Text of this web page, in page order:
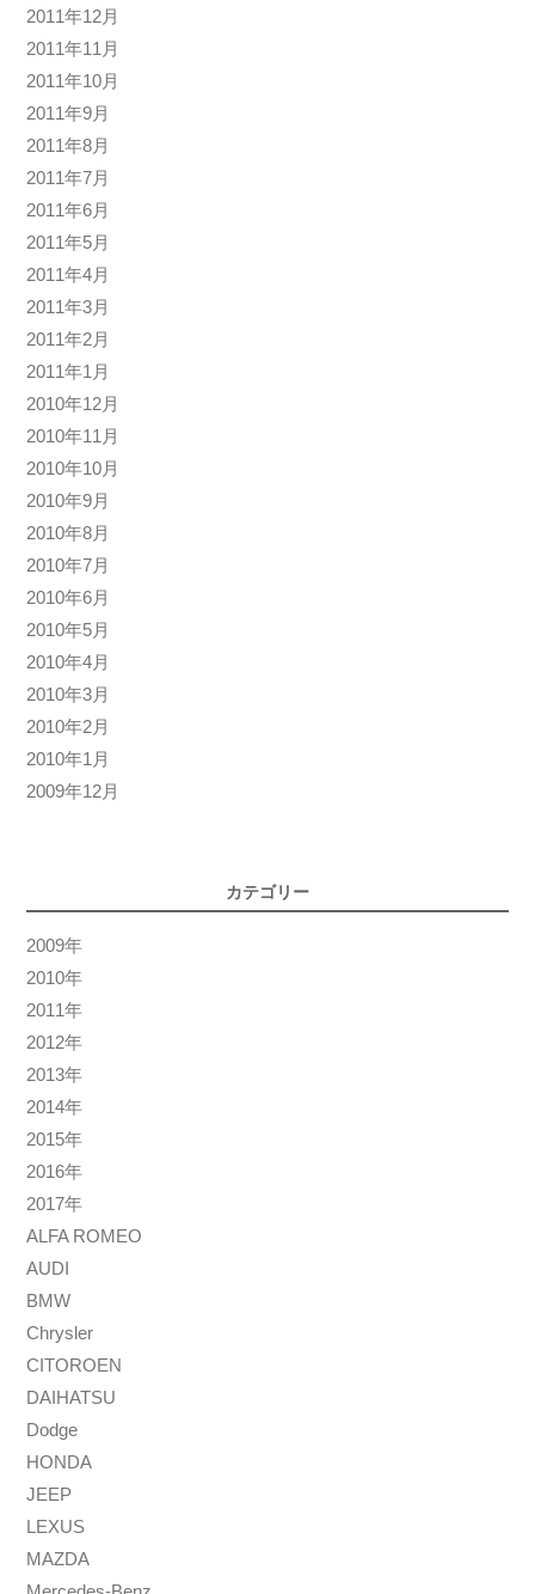
2011年12月
2011年11月
2011年10月
2011年9月
2011年8月
2011年7月
2011年6月
2011年5月
2011年4月
2011年3月
2011年2月
2011年1月
2010年12月
2010年11月
2010年10月
2010年9月
2010年8月
2010年7月
2010年6月
2010年5月
2010年4月
2010年3月
2010年2月
2010年1月
2009年12月
カテゴリー
2009年
2010年
2011年
2012年
2013年
2014年
2015年
2016年
2017年
ALFA ROMEO
AUDI
BMW
Chrysler
CITOROEN
DAIHATSU
Dodge
HONDA
JEEP
LEXUS
MAZDA